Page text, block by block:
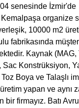
senesinde İzmir'de
Kemalpaşa organize
10000 m2
fabrikasında
Kaynak (MAG,
Sac Konstrüksiyon,
Boya ve Talaşlı
yapan ve aynı
bir firmayız. Batı